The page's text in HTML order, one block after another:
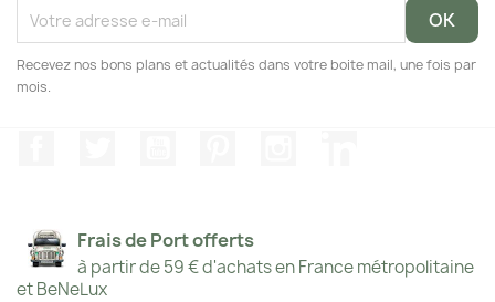
Recevez nos bons plans et actualités dans votre boite mail, une fois par
mois.
Frais de Port offerts
à partir de 59 € d'achats en France métropolitaine
et BeNeLux